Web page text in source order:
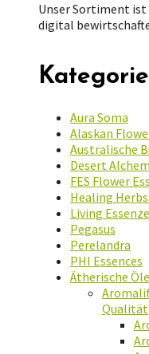
Unser Sortiment
digital
Kategorie
Aura Soma
Alaskan
Australische
Desert
FES Flower
Healing
Living
Pegasus
Perelandra
PHI Essences
Ätherische
Qualität